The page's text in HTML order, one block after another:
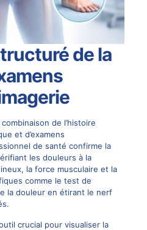
de la
de l’histoire
et d’examens
de santé confirme la
les douleurs à la
la force musculaire et la
comme le test de
la douleur en étirant le nerf
crucial pour visualiser la